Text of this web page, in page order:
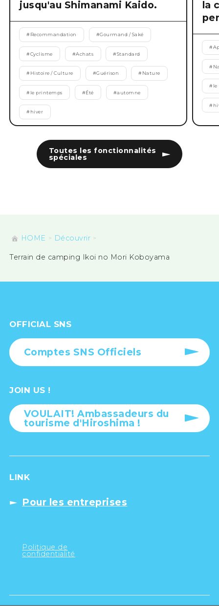
Toutes les fonctionnalités
spéciales
jusqu'au Shimanami Kaido.
# Recommandation #Gourmand / Saké
#Cyclisme #Achats #Standard
# Histoire / Culture #Guérison # Nature
# le printemps #Été #automne
# hiver
la
#
#
# le
#
HOME Découvrir
Terrain de camping Ikoi no Mori Koboyama
OFFICIAL SNS
Comptes SNS Officiels
JOIN US !
VOULAIT! Ambassadeurs du
tourisme d'Hiroshima !
LINK
Pour les entreprises
Politique de
confidentialité